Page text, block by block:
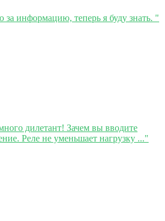
за информацию, теперь я буду знать. "
дилетант! Зачем вы вводите
Реле не уменьшает нагрузку ..."